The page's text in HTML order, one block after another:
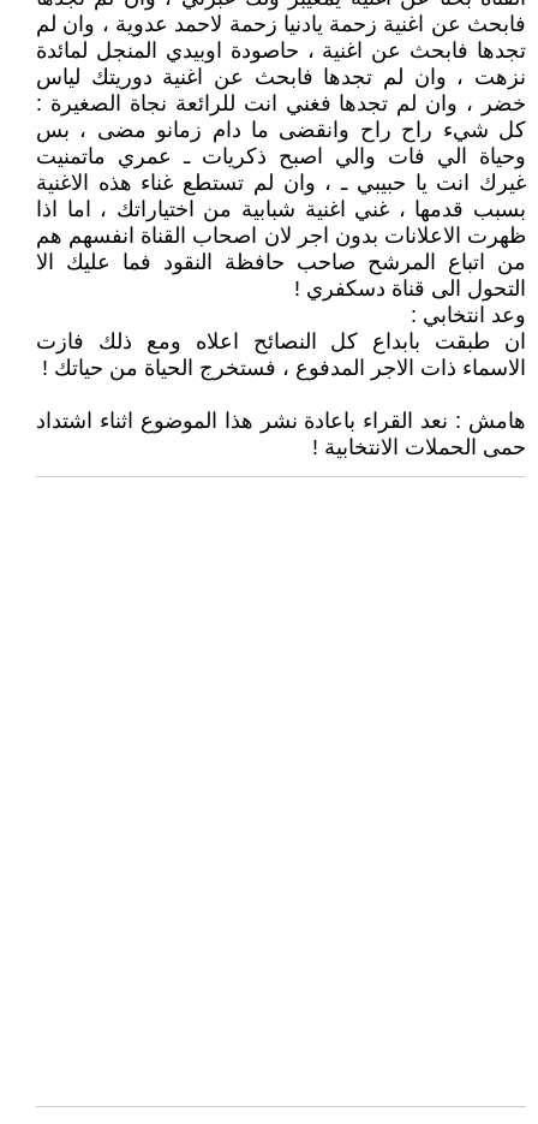
فابحث عن اغنية زحمة يادنيا زحمة لاحمد عدوية ، وان لم
تجدها فابحث عن اغنية ، حاصودة اوبيدي المنجل لمائدة
نزهت ، وان لم تجدها فابحث عن اغنية دوريتك لياس
خضر ، وان لم تجدها فغني انت للرائعة نجاة الصغيرة :
كل شيء راح راح وانقضى ما دام زمانو مضى ، بس
وحياة الي فات والي اصبح ذكريات ـ عمري ماتمنيت
غيرك انت يا حبيبي ـ ، وان لم تستطع غناء هذه الاغنية
بسبب قدمها ، غني اغنية شبابية من اختياراتك ، اما اذا
ظهرت الاعلانات بدون اجر لان اصحاب القناة انفسهم هم
من اتباع المرشح صاحب حافظة النقود فما عليك الا
التحول الى قناة دسكفري !
وعد انتخابي :
ان طبقت بابداع كل النصائح اعلاه ومع ذلك فازت
الاسماء ذات الاجر المدفوع ، فستخرج الحياة من حياتك !
هامش : نعد القراء باعادة نشر هذا الموضوع اثناء اشتداد
حمى الحملات الانتخابية !